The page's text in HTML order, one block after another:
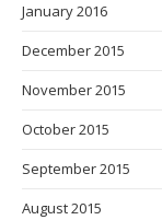
January 2016
December 2015
November 2015
October 2015
September 2015
August 2015